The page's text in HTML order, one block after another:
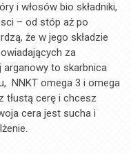
i włosów bio składniki,
– od stóp aż po
że w jego składzie
za
arganowy to skarbnica
NNKT omega 3 i omega
tłustą cerę i chcesz
cera jest sucha i